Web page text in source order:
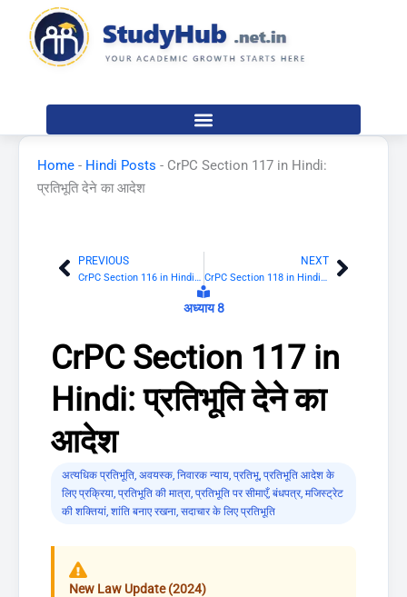
content
Home - Hindi Posts - CrPC Section 117 in Hindi:
प्रतिभूति देने का आदेश
Prev
PREVIOUS
CrPC Section 116 in Hindi: इत्तिला की सत्यता के बारे में जांच
NEXT
CrPC Section 118 in Hindi: जिस व्यक्ति के विरुद्ध इत्तिला दी गई है उसका उन्मोचन Next
अध्याय 8
CrPC Section 117 in
Hindi: प्रतिभूति देने का
आदेश
अत्यधिक प्रतिभूति, अवयस्क, निवारक न्याय, प्रतिभू, प्रतिभूति आदेश के
लिए प्रक्रिया, प्रतिभूति की मात्रा, प्रतिभूति पर सीमाएँ, बंधपत्र, मजिस्ट्रेट
की शक्तियां, शांति बनाए रखना, सदाचार के लिए प्रतिभूति
New Law Update (2024)